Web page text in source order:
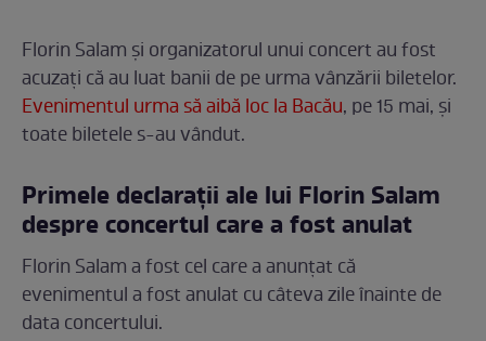
Florin Salam și organizatorul unui concert au fost
acuzați că au luat banii de pe urma vânzării biletelor.
Evenimentul urma să aibă loc la Bacău, pe 15 mai, și
toate biletele s-au vândut.
Primele declarații ale lui Florin Salam
despre concertul care a fost anulat
Florin Salam a fost cel care a anunțat că
evenimentul a fost anulat cu câteva zile înainte de
data concertului.